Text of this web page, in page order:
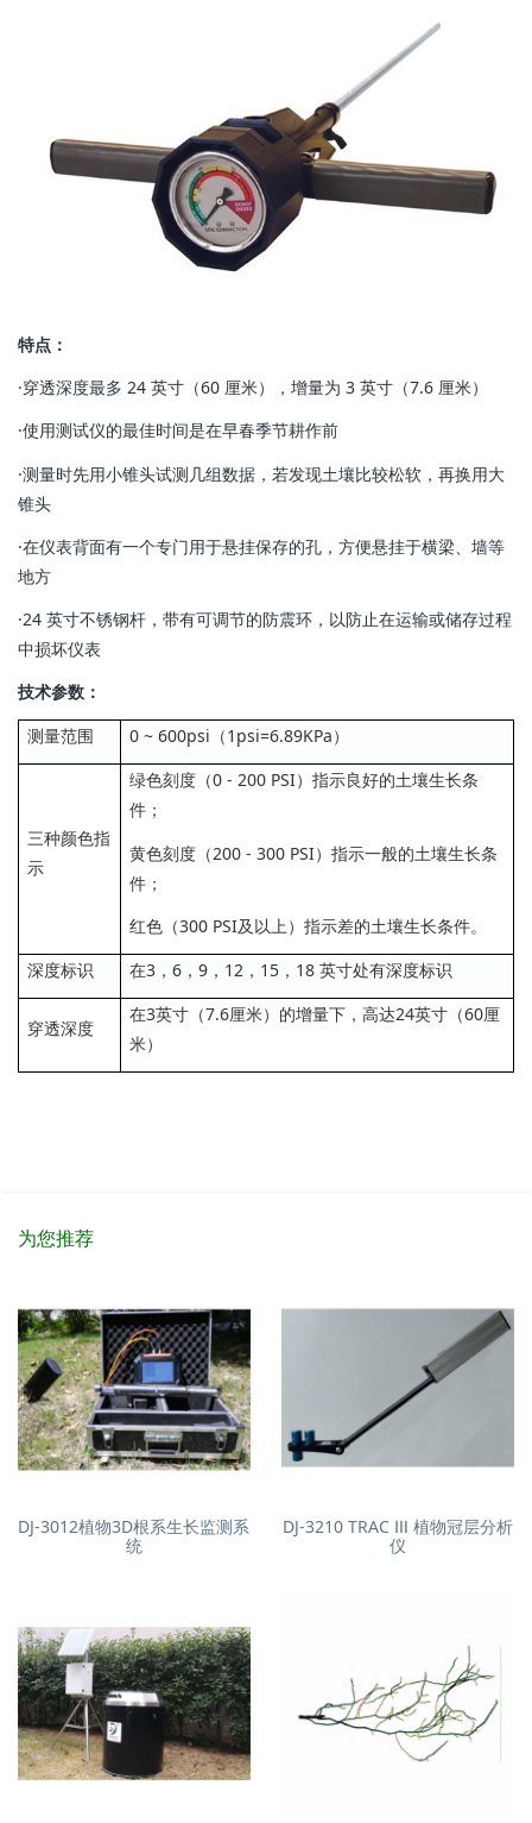
特点：
·穿透深度最多 24 英寸（60 厘米），增量为 3 英寸（7.6 厘米）
·使用测试仪的最佳时间是在早春季节耕作前
·测量时先用小锥头试测几组数据，若发现土壤比较松软，再换用大
锥头
·在仪表背面有一个专门用于悬挂保存的孔，方便悬挂于横梁、墙等
地方
·24 英寸不锈钢杆，带有可调节的防震环，以防止在运输或储存过程
中损坏仪表
技术参数：
测量范围
0 ~ 600psi（1psi=6.89KPa）
三种颜色指
示
绿色刻度（0 - 200 PSI）指示良好的土壤生长条
件；
黄色刻度（200 - 300 PSI）指示一般的土壤生长条
件；
红色（300 PSI及以上）指示差的土壤生长条件。
深度标识
在3，6，9，12，15，18 英寸处有深度标识
穿透深度
在3英寸（7.6厘米）的增量下，高达24英寸（60厘
米）
为您推荐
DJ-3012植物3D根系生长监测系
统
DJ-3210 TRAC Ⅲ 植物冠层分析
仪